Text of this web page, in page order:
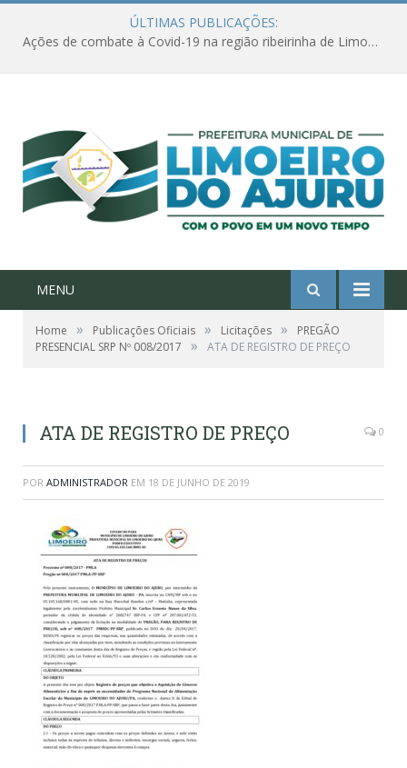
ÚLTIMAS PUBLICAÇÕES:
Ações de combate à Covid-19 na região ribeirinha de Limoeiro do Ajuru continuam
MENU
Home » Publicações Oficiais » Licitações »
PREGÃO
PRESENCIAL SRP Nº 008/2017
» ATA DE REGISTRO DE PREÇO
ATA DE REGISTRO DE PREÇO 0
POR ADMINISTRADOR EM 18 DE JUNHO DE 2019